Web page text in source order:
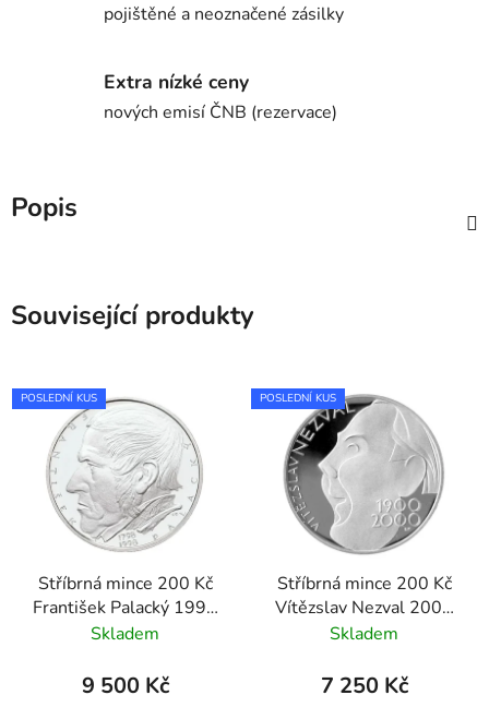
pojištěné a neoznačené zásilky
Extra nízké ceny
nových emisí ČNB (rezervace)
Popis
Související produkty
POSLEDNÍ KUS
Stříbrná mince 200 Kč
František Palacký 1998
proof
Skladem
9 500 Kč
POSLEDNÍ KUS
Stříbrná mince 200 Kč
Vítězslav Nezval 2000
proof
Skladem
7 250 Kč